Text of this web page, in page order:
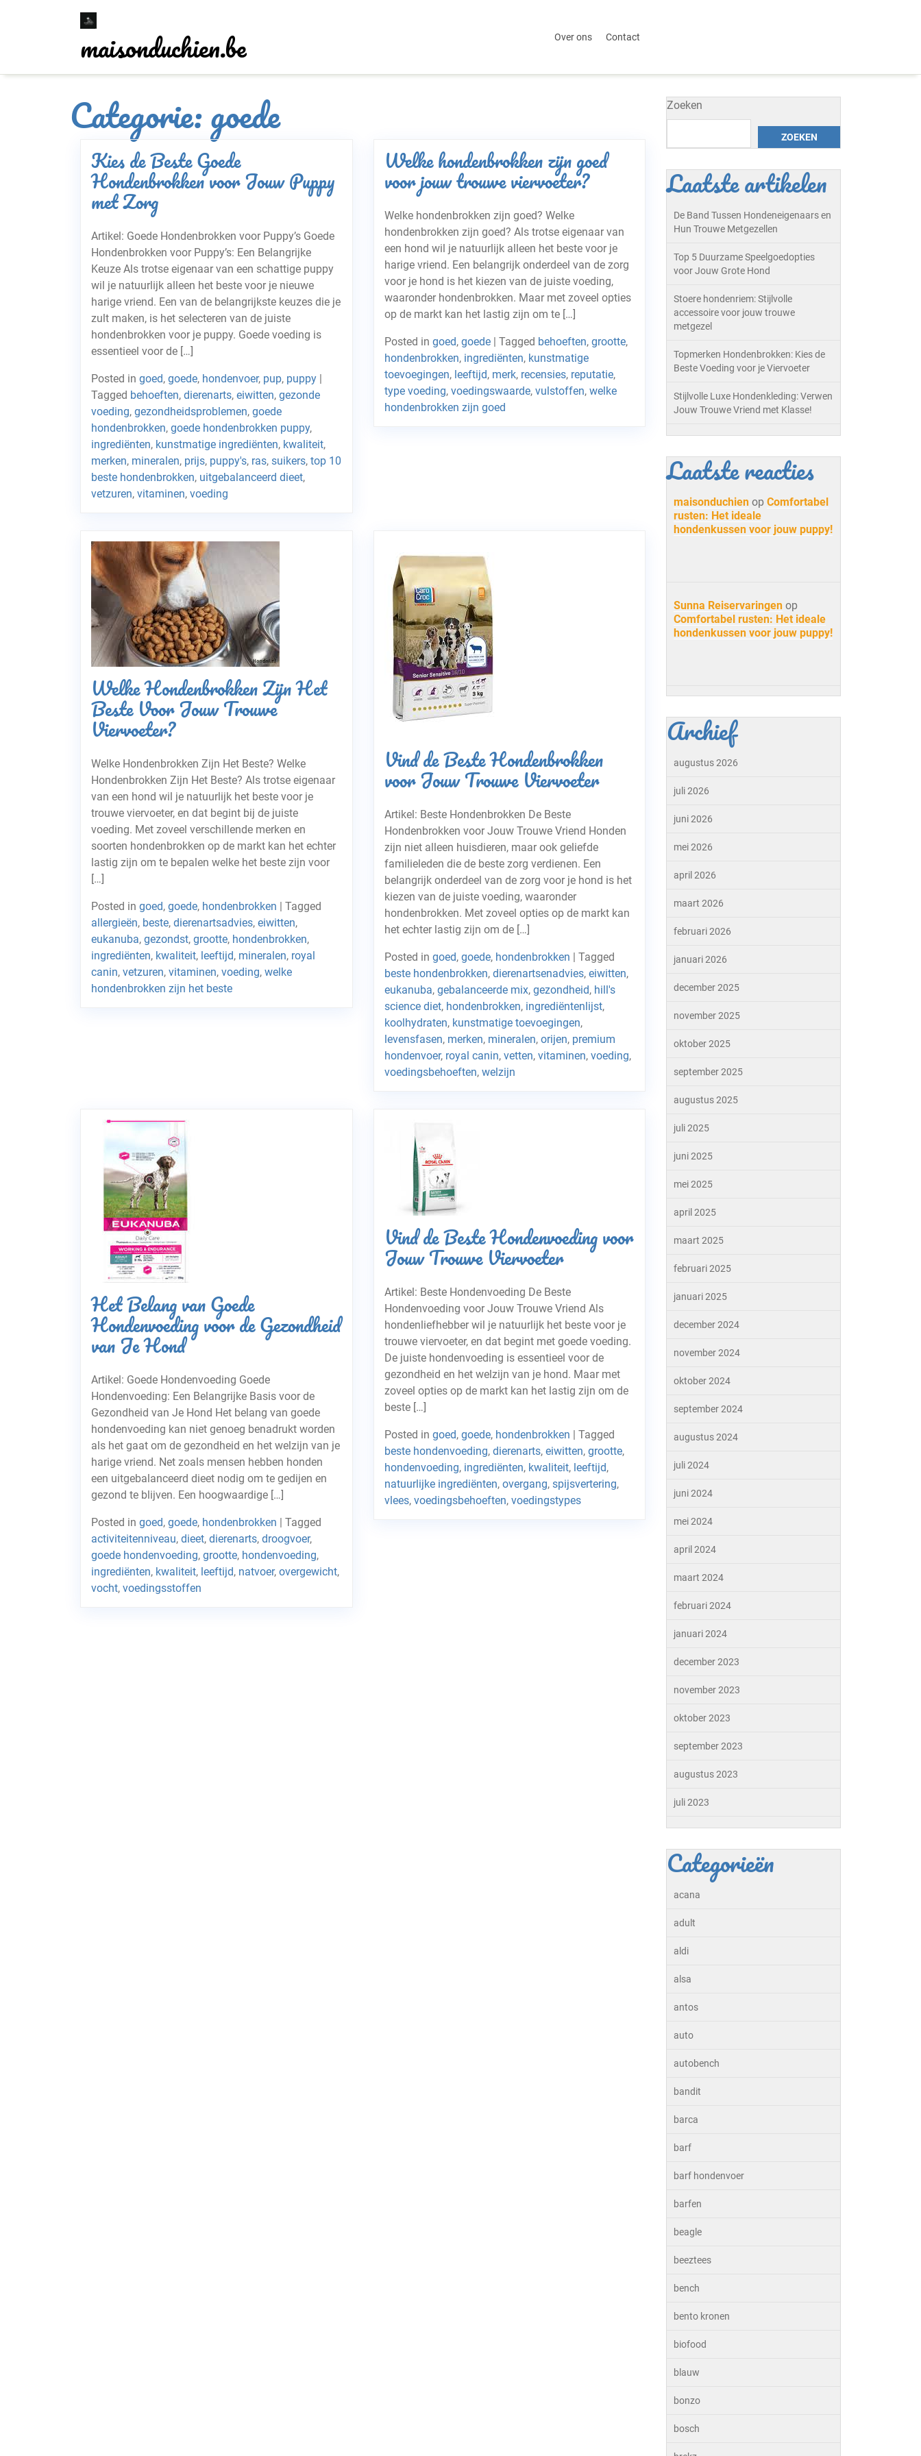
maisonduchien.be Over ons Contact
Categorie:goede
Kies de Beste Goede
Hondenbrokken voor Jouw Puppy
met Zorg
Artikel: Goede Hondenbrokken voor Puppy’s Goede
Hondenbrokken voor Puppy’s: Een Belangrijke
Keuze Als trotse eigenaar van een schattige puppy
wil je natuurlijk alleen het beste voor je nieuwe
harige vriend. Een van de belangrijkste keuzes die je
zult maken, is het selecteren van de juiste
hondenbrokken voor je puppy. Goede voeding is
essentieel voor de […]
Posted in goed, goede, hondenvoer, pup, puppy |
Tagged behoeften, dierenarts, eiwitten, gezonde
voeding, gezondheidsproblemen, goede
hondenbrokken, goede hondenbrokken puppy,
ingrediënten, kunstmatige ingrediënten, kwaliteit,
merken, mineralen, prijs, puppy's, ras, suikers, top 10
beste hondenbrokken, uitgebalanceerd dieet,
vetzuren, vitaminen, voeding
Welke hondenbrokken zijn goed
voor jouw trouwe viervoeter?
Welke hondenbrokken zijn goed? Welke
hondenbrokken zijn goed? Als trotse eigenaar van
een hond wil je natuurlijk alleen het beste voor je
harige vriend. Een belangrijk onderdeel van de zorg
voor je hond is het kiezen van de juiste voeding,
waaronder hondenbrokken. Maar met zoveel opties
op de markt kan het lastig zijn om te […]
Posted in goed, goede| Tagged behoeften, grootte,
hondenbrokken, ingrediënten, kunstmatige
toevoegingen, leeftijd, merk, recensies, reputatie,
type voeding, voedingswaarde, vulstoffen, welke
hondenbrokken zijn goed
Welke Hondenbrokken Zijn Het
Beste Voor Jouw Trouwe
Viervoeter?
Welke Hondenbrokken Zijn Het Beste? Welke
Hondenbrokken Zijn Het Beste? Als trotse eigenaar
van een hond wil je natuurlijk het beste voor je
trouwe viervoeter, en dat begint bij de juiste
voeding. Met zoveel verschillende merken en
soorten hondenbrokken op de markt kan het echter
lastig zijn om te bepalen welke het beste zijn voor
[…]
Posted in goed, goede, hondenbrokken | Tagged
allergieën, beste, dierenartsadvies, eiwitten,
eukanuba, gezondst, grootte, hondenbrokken,
ingrediënten, kwaliteit, leeftijd, mineralen, royal
canin, vetzuren, vitaminen, voeding, welke
hondenbrokken zijn het beste
Vind de Beste Hondenbrokken
voor Jouw Trouwe Viervoeter
Artikel: Beste Hondenbrokken De Beste
Hondenbrokken voor Jouw Trouwe Vriend Honden
zijn niet alleen huisdieren, maar ook geliefde
familieleden die de beste zorg verdienen. Een
belangrijk onderdeel van de zorg voor je hond is het
kiezen van de juiste voeding, waaronder
hondenbrokken. Met zoveel opties op de markt kan
het echter lastig zijn om de […]
Posted in goed, goede, hondenbrokken | Tagged
beste hondenbrokken, dierenartsenadvies, eiwitten,
eukanuba, gebalanceerde mix, gezondheid, hill's
science diet, hondenbrokken, ingrediëntenlijst,
koolhydraten, kunstmatige toevoegingen,
levensfasen, merken, mineralen, orijen, premium
hondenvoer, royal canin, vetten, vitaminen, voeding,
voedingsbehoeften, welzijn
Het Belang van Goede
Hondenvoeding voor de Gezondheid
van Je Hond
Artikel: Goede Hondenvoeding Goede
Hondenvoeding: Een Belangrijke Basis voor de
Gezondheid van Je Hond Het belang van goede
hondenvoeding kan niet genoeg benadrukt worden
als het gaat om de gezondheid en het welzijn van je
harige vriend. Net zoals mensen hebben honden
een uitgebalanceerd dieet nodig om te gedijen en
gezond te blijven. Een hoogwaardige […]
Posted in goed, goede, hondenbrokken | Tagged
activiteitenniveau, dieet, dierenarts, droogvoer,
goede hondenvoeding, grootte, hondenvoeding,
ingrediënten, kwaliteit, leeftijd, natvoer, overgewicht,
vocht, voedingsstoffen
Vind de Beste Hondenvoeding voor
Jouw Trouwe Viervoeter
Artikel: Beste Hondenvoeding De Beste
Hondenvoeding voor Jouw Trouwe Vriend Als
hondenliefhebber wil je natuurlijk het beste voor je
trouwe viervoeter, en dat begint met goede voeding.
De juiste hondenvoeding is essentieel voor de
gezondheid en het welzijn van je hond. Maar met
zoveel opties op de markt kan het lastig zijn om de
beste […]
Posted in goed, goede, hondenbrokken | Tagged
beste hondenvoeding, dierenarts, eiwitten, grootte,
hondenvoeding, ingrediënten, kwaliteit, leeftijd,
natuurlijke ingrediënten, overgang, spijsvertering,
vlees, voedingsbehoeften, voedingstypes
Zoeken
ZOEKEN
Laatste artikelen
De Band Tussen Hondeneigenaars en
Hun Trouwe Metgezellen
Top 5 Duurzame Speelgoedopties
voor Jouw Grote Hond
Stoere hondenriem: Stijlvolle
accessoire voor jouw trouwe
metgezel
Topmerken Hondenbrokken: Kies de
Beste Voeding voor je Viervoeter
Stijlvolle Luxe Hondenkleding: Verwen
Jouw Trouwe Vriend met Klasse!
Laatste reacties
maisonduchien op Comfortabel
rusten: Het ideale
hondenkussen voor jouw puppy!
Sunna Reiservaringen op
Comfortabel rusten: Het ideale
hondenkussen voor jouw puppy!
Archief
augustus 2026
juli 2026
juni 2026
mei 2026
april 2026
maart 2026
februari 2026
januari 2026
december 2025
november 2025
oktober 2025
september 2025
augustus 2025
juli 2025
juni 2025
mei 2025
april 2025
maart 2025
februari 2025
januari 2025
december 2024
november 2024
oktober 2024
september 2024
augustus 2024
juli 2024
juni 2024
mei 2024
april 2024
maart 2024
februari 2024
januari 2024
december 2023
november 2023
oktober 2023
september 2023
augustus 2023
juli 2023
Categorieën
acana
adult
aldi
alsa
antos
auto
autobench
bandit
barca
barf
barf hondenvoer
barfen
beagle
beeztees
bench
bento kronen
biofood
blauw
bonzo
bosch